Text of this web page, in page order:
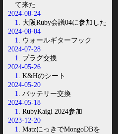
て来た
2024-08-24
1
. 大阪Ruby会議04に参加した
2024-08-04
1
. ウォールギターフック
2024-07-28
1
. プラグ交換
2024-05-26
1
. K&Hのシート
2024-05-20
1
. バッテリー交換
2024-05-18
1
. RubyKaigi 2024参加
2023-12-20
1
. MatzにっきでMongoDBを